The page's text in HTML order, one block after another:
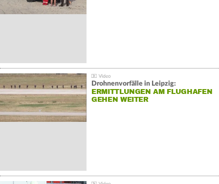
Drohnenvorfälle in Leipzig:
ERMITTLUNGEN AM FLUGHAFEN
GEHEN WEITER